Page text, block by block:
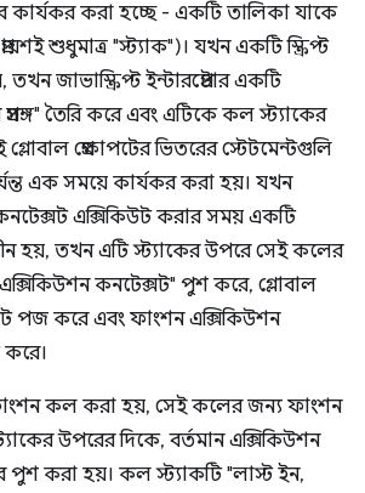
কার্যকর করা হচ্ছে - একটি তালিকা যাকে
শুধুমাত্র "স্ট্যাক")। যখন একটি স্ক্রিপ্ট
জাভাস্ক্রিপ্ট ইন্টারপ্রেটার একটি
তৈরি করে এবং এটিকে কল স্ট্যাকের
প্রেক্ষাপটের ভিতরের স্টেটমেন্টগুলি
এক সময়ে কার্যকর করা হয়। যখন
কনটেক্সট এক্সিকিউট করার সময় একটি
হয়, তখন এটি স্ট্যাকের উপরে সেই কলের
কনটেক্সট" পুশ করে, গ্লোবাল
পজ করে এবং ফাংশন এক্সিকিউশন
করে।
ফাংশন কল করা হয়, সেই কলের জন্য ফাংশন
উপরের দিকে, বর্তমান এক্সিকিউশন
পুশ করা হয়। কল স্ট্যাকটি "লাস্ট ইন,